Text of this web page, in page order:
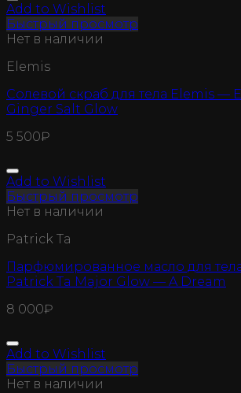
Add to Wishlist
Быстрый просмотр
Нет в наличии
Elemis
Солевой скраб для тела Elemis —
Ginger Salt Glow
5 500₽
Add to Wishlist
Быстрый просмотр
Нет в наличии
Patrick Ta
Парфюмированное масло для
Patrick Ta Major Glow — A Dream
8 000₽
Add to Wishlist
Быстрый просмотр
Нет в наличии